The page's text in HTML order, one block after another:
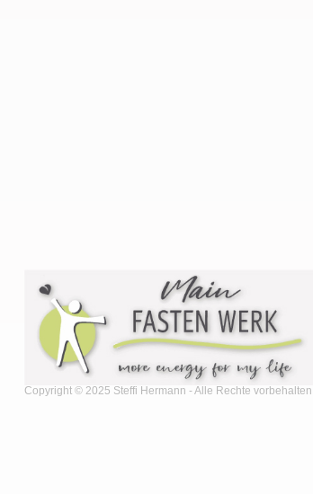
Copyright © 2025 Steffi Hermann - Alle Rechte vorbehalten